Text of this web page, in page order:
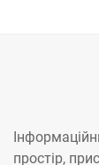
простір,